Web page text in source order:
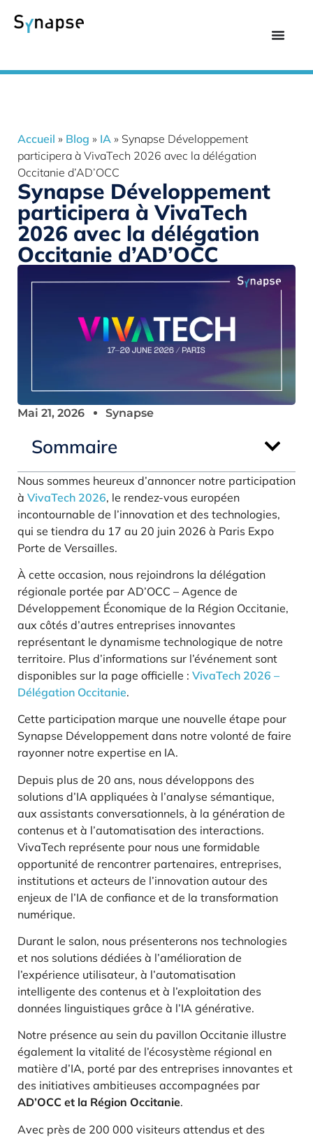
Accueil » Blog » IA » Synapse Développement
participera à VivaTech 2026 avec la délégation
Occitanie d’AD’OCC
Synapse Développement
participera à VivaTech
2026 avec la délégation
Occitanie d’AD’OCC
Mai 21, 2026 Synapse
Sommaire
Nous sommes heureux d’annoncer notre participation
à VivaTech 2026, le rendez-vous européen
incontournable de l’innovation et des technologies,
qui se tiendra du 17 au 20 juin 2026 à Paris Expo
Porte de Versailles.
À cette occasion, nous rejoindrons la délégation
régionale portée par AD’OCC – Agence de
Développement Économique de la Région Occitanie,
aux côtés d’autres entreprises innovantes
représentant le dynamisme technologique de notre
territoire. Plus d’informations sur l’événement sont
disponibles sur la page officielle : VivaTech 2026 –
Délégation Occitanie.
Cette participation marque une nouvelle étape pour
Synapse Développement dans notre volonté de faire
rayonner notre expertise en IA.
Depuis plus de 20 ans, nous développons des
solutions d’IA appliquées à l’analyse sémantique,
aux assistants conversationnels, à la génération de
contenus et à l’automatisation des interactions.
VivaTech représente pour nous une formidable
opportunité de rencontrer partenaires, entreprises,
institutions et acteurs de l’innovation autour des
enjeux de l’IA de confiance et de la transformation
numérique.
Durant le salon, nous présenterons nos technologies
et nos solutions dédiées à l’amélioration de
l’expérience utilisateur, à l’automatisation
intelligente des contenus et à l’exploitation des
données linguistiques grâce à l’IA générative.
Notre présence au sein du pavillon Occitanie illustre
également la vitalité de l’écosystème régional en
matière d’IA, porté par des entreprises innovantes et
des initiatives ambitieuses accompagnées par
AD’OCC et la Région Occitanie.
Avec près de 200 000 visiteurs attendus et des